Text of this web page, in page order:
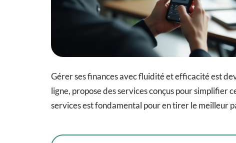
Gérer ses finances avec fluidité et efficacité est
ligne, propose des services conçus pour simplifier
services est fondamental pour en tirer le meilleur